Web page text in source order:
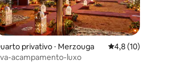
média de 5, 381 avaliações
privativo ⋅ Merzouga 4,8 de uma
4,8 (10)
acampamento-luxo